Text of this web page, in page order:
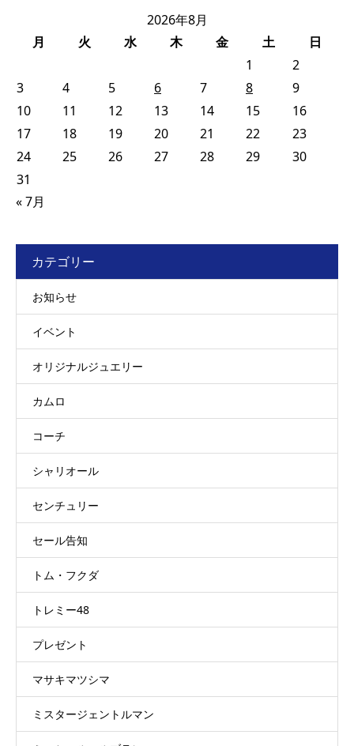
2026年8月
月
火 水 木 金 土
日
1
2
3
4 5 6 7 8
9
10
11 12 13 14 15
16
17
18 19 20 21 22
23
24
25 26 27 28 29
30
31
« 7月
カテゴリー
お知らせ
イベント
オリジナルジュエリー
カムロ
コーチ
シャリオール
センチュリー
セール告知
トム・フクダ
トレミー48
プレゼント
マサキマツシマ
ミスタージェントルマン